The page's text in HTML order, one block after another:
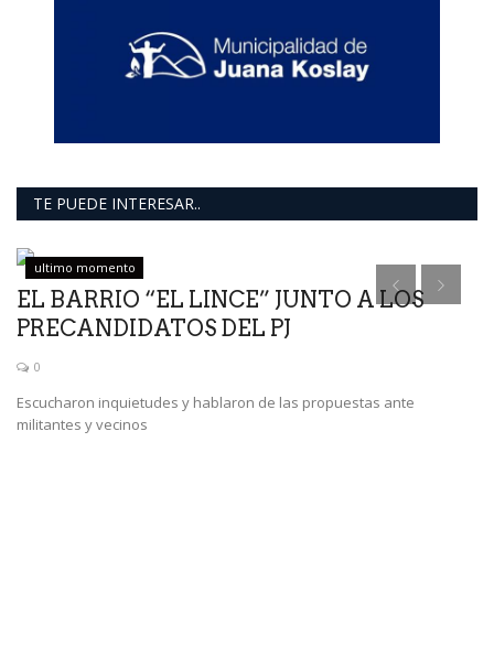
TE PUEDE INTERESAR..
ultimo momento
EL BARRIO “EL LINCE” JUNTO A LOS
PRECANDIDATOS DEL PJ
0
Escucharon inquietudes y hablaron de las propuestas ante
militantes y vecinos